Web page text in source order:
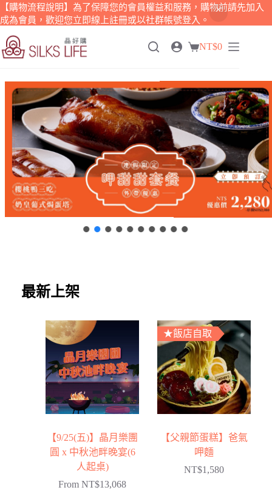
【購物流程說明】為了保障您的會員權益和服務，購物前請先加入
成為會員，歡迎您立即線上註冊或以社群帳號登入。
至
購
車
NT$0
最新上架
【9/25(五)】晶月樂團
圓 x 中秋池畔晚宴(6
人起桌)
From NT$13,068
★飯店自取
【父親節蛋糕】爸氣
呷麵
NT$1,580